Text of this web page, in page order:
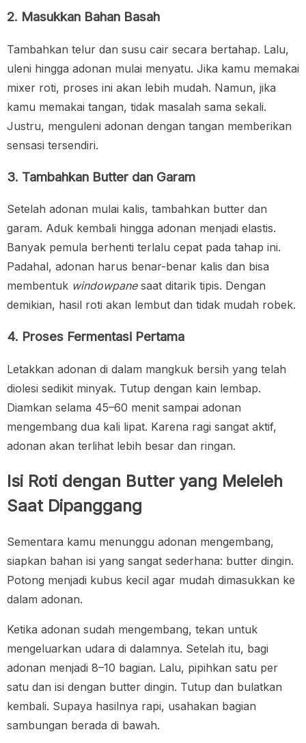
2. Masukkan Bahan Basah
Tambahkan telur dan susu cair secara bertahap. Lalu,
uleni hingga adonan mulai menyatu. Jika kamu memakai
mixer roti, proses ini akan lebih mudah. Namun, jika
kamu memakai tangan, tidak masalah sama sekali.
Justru, menguleni adonan dengan tangan memberikan
sensasi tersendiri.
3. Tambahkan Butter dan Garam
Setelah adonan mulai kalis, tambahkan butter dan
garam. Aduk kembali hingga adonan menjadi elastis.
Banyak pemula berhenti terlalu cepat pada tahap ini.
Padahal, adonan harus benar-benar kalis dan bisa
membentuk windowpanesaat ditarik tipis. Dengan
demikian, hasil roti akan lembut dan tidak mudah robek.
4. Proses Fermentasi Pertama
Letakkan adonan di dalam mangkuk bersih yang telah
diolesi sedikit minyak. Tutup dengan kain lembap.
Diamkan selama 45–60 menit sampai adonan
mengembang dua kali lipat. Karena ragi sangat aktif,
adonan akan terlihat lebih besar dan ringan.
Isi Roti dengan Butter yang Meleleh
Saat Dipanggang
Sementara kamu menunggu adonan mengembang,
siapkan bahan isi yang sangat sederhana: butter dingin.
Potong menjadi kubus kecil agar mudah dimasukkan ke
dalam adonan.
Ketika adonan sudah mengembang, tekan untuk
mengeluarkan udara di dalamnya. Setelah itu, bagi
adonan menjadi 8–10 bagian. Lalu, pipihkan satu per
satu dan isi dengan butter dingin. Tutup dan bulatkan
kembali. Supaya hasilnya rapi, usahakan bagian
sambungan berada di bawah.